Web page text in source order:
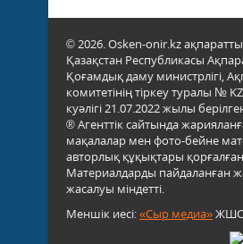
© 2026. Osken-onir.kz
Қазақстан Республикасы
Қоғамдық даму министрлігі,
комитетінің тіркеу туралы №
куәлігі 21.07.2022 жылы
® Агенттік сайтында
мақалалар мен фото-бейне
авторлық құқықтары
Материалдарды пайдаланған
жасалуы міндетті.
Меншік иесі:«Сыр медиа»